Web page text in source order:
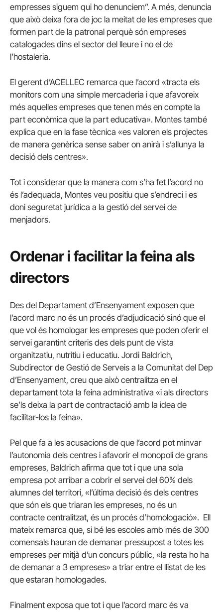
empresses siguem qui ho denunciem”. A més, denuncia
que això deixa fora de joc la meitat de les empreses que
formen part de la patronal perquè són empreses
catalogades dins el sector del lleure i no el de
l’hostaleria.
El gerent d’ACELLEC remarca que l’acord «tracta els
monitors com una simple mercaderia i que afavoreix
més aquelles empreses que tenen més en compte la
part econòmica que la part educativa». Montes també
explica que en la fase tècnica «es valoren els projectes
de manera genèrica sense saber on anirà i s’allunya la
decisió dels centres».
Tot i considerar que la manera com s’ha fet l’acord no
és l’adequada, Montes veu positiu que s’endreci i es
doni seguretat jurídica a la gestió del servei de
menjadors.
Ordenar i facilitar la feina als
directors
Des del Departament d’Ensenyament exposen que
l’acord marc no és un procés d’adjudicació sinó que el
que vol és homologar les empreses que poden oferir el
servei garantint criteris des dels punt de vista
organitzatiu, nutritiu i educatiu. Jordi Baldrich,
Subdirector de Gestió de Serveis a la Comunitat del Dep
d’Ensenyament, creu que això centralitza en el
departament tota la feina administrativa «i als directors
se’ls deixa la part de contractació amb la idea de
facilitar-los la feina».
Pel que fa a les acusacions de que l’acord pot minvar
l’autonomia dels centres i afavorir el monopoli de grans
empreses, Baldrich afirma que tot i que una sola
empresa pot arribar a cobrir el servei del 60% dels
alumnes del territori, «l’última decisió és dels centres
que són els que triaran les empreses, no és un
contracte centralitzat, és un procés d’homologació». Ell
mateix remarca que, si bé les escoles amb més de 300
comensals hauran de demanar pressupost a totes les
empreses per mitjà d’un concurs públic, «la resta ho ha
de demanar a 3 empreses» a triar entre el llistat de les
que estaran homologades.
Finalment exposa que tot i que l’acord marc és va